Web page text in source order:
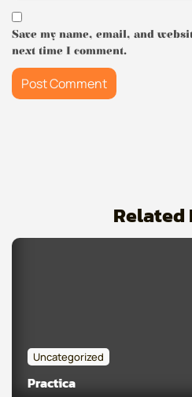
Save my name, email, and
next time I comment.
Related
Uncategorized
Practica